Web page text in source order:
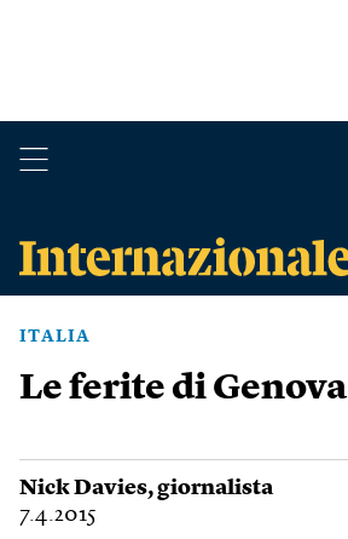
ITALIA
Le ferite di Genova
Nick Davies, giornalista
7.4.2015